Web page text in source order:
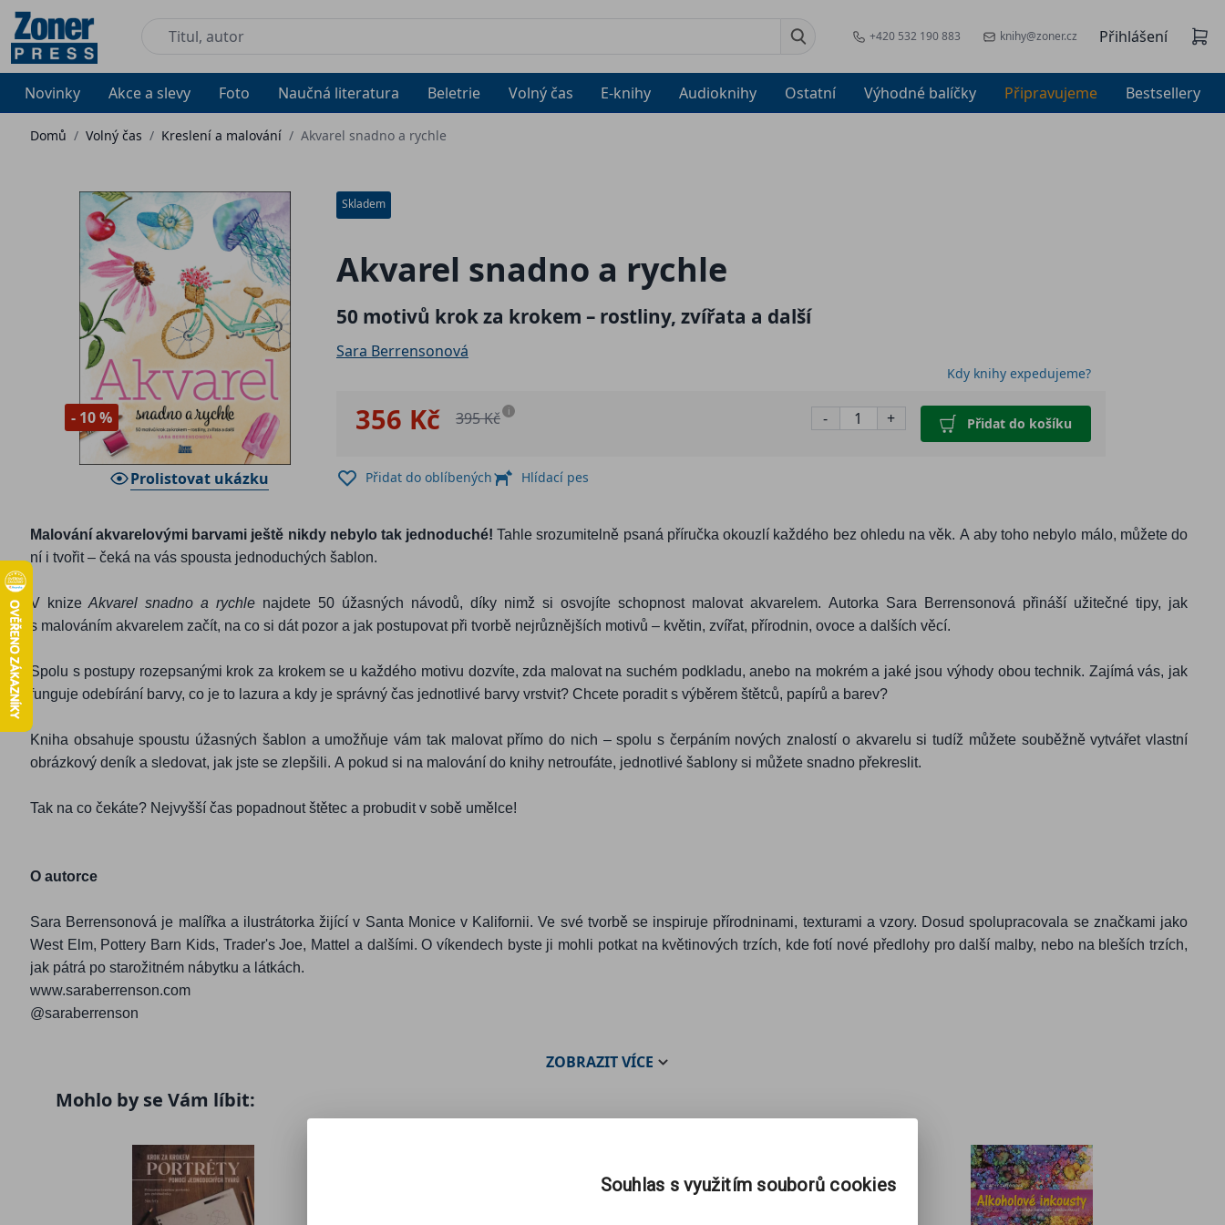
+420 532 190 883 knihy@zoner.cz Přihlášení
Novinky Akce a slevy Foto Naučná literatura Beletrie Volný čas E-knihy Audioknihy Ostatní Výhodné balíčky Připravujeme Bestsellery
Domů / Volný čas / Kreslení a malování / Akvarel snadno a rychle
- 10 %
Prolistovat ukázku
Skladem
Akvarel snadno a rychle
50 motivů krok za krokem – rostliny, zvířata a další
Sara Berrensonová
Kdy knihy expedujeme?
356 Kč 395 Kč i - + Přidat do košíku
Přidat do oblíbených Hlídací pes
Malování akvarelovými barvami ještě nikdy nebylo tak jednoduché! Tahle srozumitelně psaná příručka okouzlí každého bez ohledu na věk. A aby toho nebylo málo, můžete do
ní i tvořit – čeká na vás spousta jednoduchých šablon.
V knize Akvarel snadno a rychle najdete 50 úžasných návodů, díky nimž si osvojíte schopnost malovat akvarelem. Autorka Sara Berrensonová přináší užitečné tipy, jak
s malováním akvarelem začít, na co si dát pozor a jak postupovat při tvorbě nejrůznějších motivů – květin, zvířat, přírodnin, ovoce a dalších věcí.
Spolu s postupy rozepsanými krok za krokem se u každého motivu dozvíte, zda malovat na suchém podkladu, anebo na mokrém a jaké jsou výhody obou technik. Zajímá vás, jak
funguje odebírání barvy, co je to lazura a kdy je správný čas jednotlivé barvy vrstvit? Chcete poradit s výběrem štětců, papírů a barev?
Kniha obsahuje spoustu úžasných šablon a umožňuje vám tak malovat přímo do nich – spolu s čerpáním nových znalostí o akvarelu si tudíž můžete souběžně vytvářet vlastní
obrázkový deník a sledovat, jak jste se zlepšili. A pokud si na malování do knihy netroufáte, jednotlivé šablony si můžete snadno překreslit.
Tak na co čekáte? Nejvyšší čas popadnout štětec a probudit v sobě umělce!
O autorce
Sara Berrensonová je malířka a ilustrátorka žijící v Santa Monice v Kalifornii. Ve své tvorbě se inspiruje přírodninami, texturami a vzory. Dosud spolupracovala se značkami jako
West Elm, Pottery Barn Kids, Trader's Joe, Mattel a dalšími. O víkendech byste ji mohli potkat na květinových trzích, kde fotí nové předlohy pro další malby, nebo na bleších trzích,
jak pátrá po starožitném nábytku a látkách.
www.saraberrenson.com
@saraberrenson
ZOBRAZITVÍCE
Mohlo by se Vám líbit:
Souhlas s využitím souborů cookies